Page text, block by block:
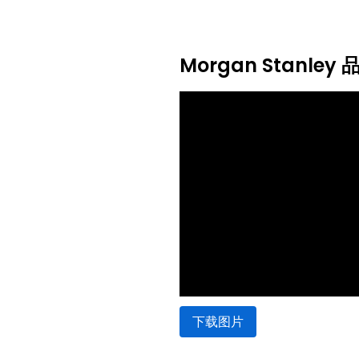
Morgan Stanley
下载图片